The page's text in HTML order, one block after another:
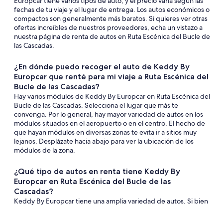
fechas de tu viaje y el lugar de entrega. Los autos económicos o
compactos son generalmente más baratos. Si quieres ver otras
ofertas increíbles de nuestros proveedores, echa un vistazo a
nuestra página de renta de autos en Ruta Escénica del Bucle de
las Cascadas.
¿En dónde puedo recoger el auto de Keddy By
Europcar que renté para mi viaje a Ruta Escénica del
Bucle de las Cascadas?
Hay varios módulos de Keddy By Europcar en Ruta Escénica del
Bucle de las Cascadas. Selecciona el lugar que más te
convenga. Por lo general, hay mayor variedad de autos en los
módulos situados en el aeropuerto o en el centro. El hecho de
que hayan módulos en diversas zonas te evita ir a sitios muy
lejanos. Desplázate hacia abajo para ver la ubicación de los
módulos de la zona.
¿Qué tipo de autos en renta tiene Keddy By
Europcar en Ruta Escénica del Bucle de las
Cascadas?
Keddy By Europcar tiene una amplia variedad de autos. Si bien